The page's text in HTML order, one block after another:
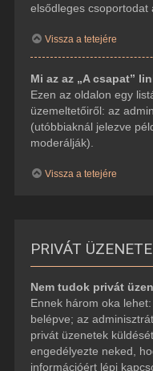
elsődleges csoportodat
Vissza a tetejére
Mi az az „A csapat”
Ezen az oldalon egy
üzemeltetőiről: az
(utóbbiaknál jelezve
moderálják).
Vissza a tetejére
PRIVÁT
Nem tudok privát
Ennek három oka
belépve; az
privát üzenetek
engedélyezte neked,
információért lépj